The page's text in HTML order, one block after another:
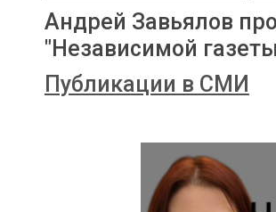
Андрей Завьялов
"Независимой
Публикации в СМИ